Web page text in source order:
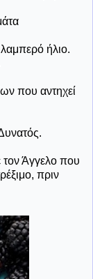
ήλιο.
που αντηχεί
Άγγελο που
πριν